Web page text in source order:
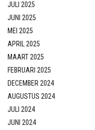
JULI 2025
JUNI 2025
MEI 2025
APRIL 2025
MAART 2025
FEBRUARI 2025
DECEMBER 2024
AUGUSTUS 2024
JULI 2024
JUNI 2024